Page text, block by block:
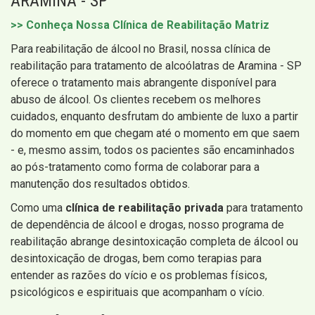
>> Conheça Nossa Clínica de Reabilitação Matriz
Para reabilitação de álcool no Brasil, nossa clínica de
reabilitação para tratamento de alcoólatras de Aramina - SP
oferece o tratamento mais abrangente disponível para
abuso de álcool. Os clientes recebem os melhores
cuidados, enquanto desfrutam do ambiente de luxo a partir
do momento em que chegam até o momento em que saem
- e, mesmo assim, todos os pacientes são encaminhados
ao pós-tratamento como forma de colaborar para a
manutenção dos resultados obtidos.
Como uma clínica de reabilitação privada para tratamento
de dependência de álcool e drogas, nosso programa de
reabilitação abrange desintoxicação completa de álcool ou
desintoxicação de drogas, bem como terapias para
entender as razões do vício e os problemas físicos,
psicológicos e espirituais que acompanham o vício.